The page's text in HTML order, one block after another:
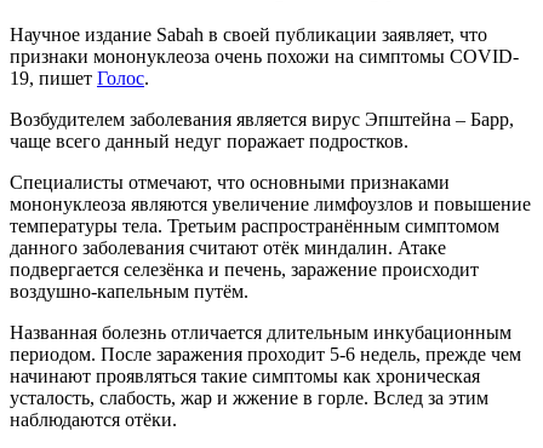
Научное издание Sabah в своей публикации заявляет, что
признаки мононуклеоза очень похожи на симптомы COVID-
19, пишет Голос.
Возбудителем заболевания является вирус Эпштейна – Барр,
чаще всего данный недуг поражает подростков.
Специалисты отмечают, что основными признаками
мононуклеоза являются увеличение лимфоузлов и повышение
температуры тела. Третьим распространённым симптомом
данного заболевания считают отёк миндалин. Атаке
подвергается селезёнка и печень, заражение происходит
воздушно-капельным путём.
Названная болезнь отличается длительным инкубационным
периодом. После заражения проходит 5-6 недель, прежде чем
начинают проявляться такие симптомы как хроническая
усталость, слабость, жар и жжение в горле. Вслед за этим
наблюдаются отёки.